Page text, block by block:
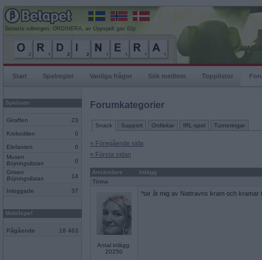
Senaste rullningen, ORDINERA, av Uppspelt gav 62p
Start Spelregler Vanliga frågor Sök medlem Topplistor
Spelrum
Giraffen 23
Krokodilen 0
Elefanten
0
Musen
Böjningslistan
0
Grisen
Böjningslistan
14
Inloggade 37
Mobilspel
Pågående 18 463
Forumkategorier
Snack Support Ordlekar IRL-spel Turneringar
« Föregående sida
« Första sidan
Användare
Inlägg
Tinna
Antal inlägg:
20250
*tar åt mig av Nattravns kram och kramar